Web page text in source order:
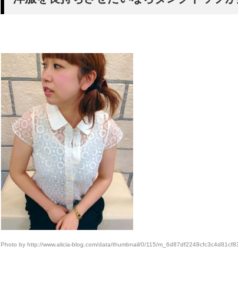
Photo by http://www.alicia-blog.com/data/thumbnail/0/115/